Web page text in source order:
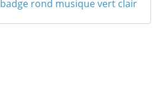
badge rond musique vert clair